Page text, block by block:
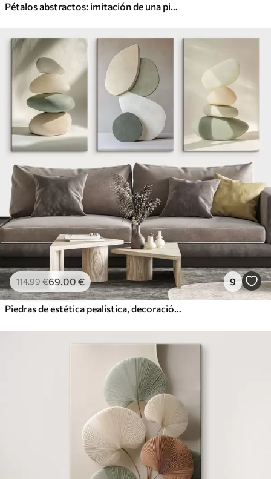
Pétalos abstractos: imitación de una pintura
114.99€69.00 € 9
Piedras de estética pealística, decoración del hogar, iluminación natural